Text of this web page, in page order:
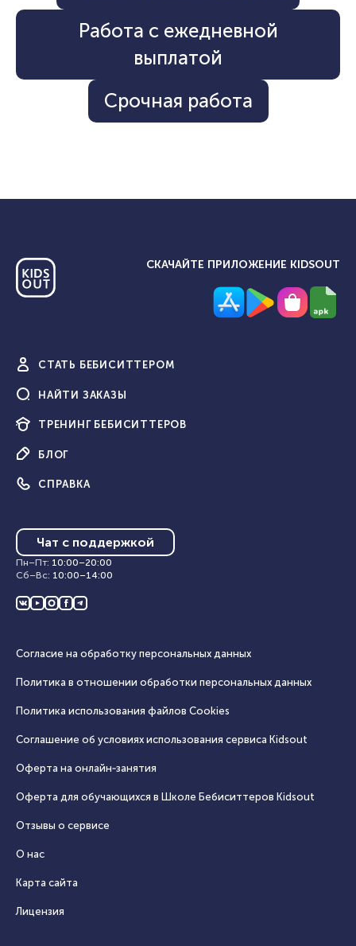
Работа с ежедневной
выплатой
Срочная работа
СКАЧАЙТЕ ПРИЛОЖЕНИЕ KIDSOUT
СТАТЬ БЕБИСИТТЕРОМ
НАЙТИ ЗАКАЗЫ
ТРЕНИНГ БЕБИСИТТЕРОВ
БЛОГ
СПРАВКА
Чат с поддержкой
Пн–Пт: 10:00–20:00
Сб–Вс: 10:00–14:00
Согласие на обработку персональных данных
Политика в отношении обработки персональных данных
Политика использования файлов Cookies
Соглашение об условиях использования сервиса Кidsout
Оферта на онлайн‑занятия
Оферта для обучающихся в Школе Бебиситтеров Kidsout
Отзывы о сервисе
О нас
Карта сайта
Лицензия